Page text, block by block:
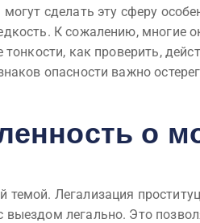
сделать эту сферу
К сожалению,
как проверить,
опасности важно
о
Легализация
легально. Это